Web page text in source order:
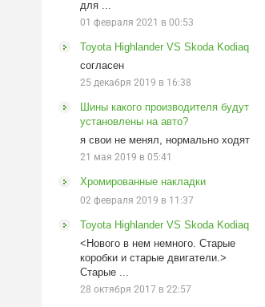
для ...
01 февраля 2021 в 00:53
Toyota Highlander VS Skoda Kodiaq
согласен
25 декабря 2019 в 16:38
Шины какого производителя будут
установлены на авто?
я свои не менял, нормально ходят
21 мая 2019 в 05:41
Хромированные накладки
02 февраля 2019 в 11:37
Toyota Highlander VS Skoda Kodiaq
<Нового в нем немного. Старые
коробки и старые двигатели.>
Старые ...
28 октября 2017 в 22:57